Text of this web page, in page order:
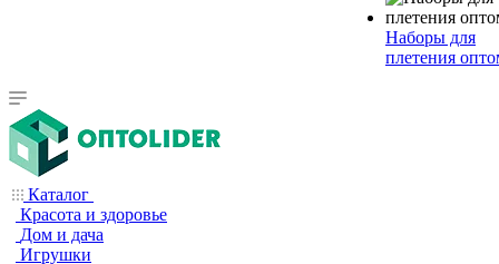
Наборы для
плетения
Каталог
Красота и здоровье
Дом и дача
Игрушки